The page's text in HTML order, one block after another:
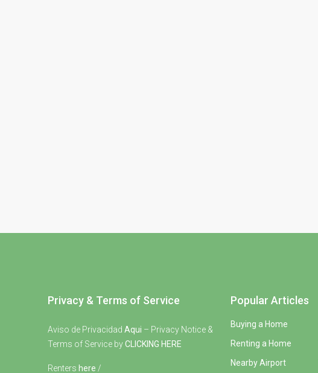
Privacy & Terms of Service
Aviso de Privacidad Aqui – Privacy Notice &
Terms of Service byCLICKING HERE
Renters here /
Popular Articles
Buying a Home
Renting a Home
Nearby Airport